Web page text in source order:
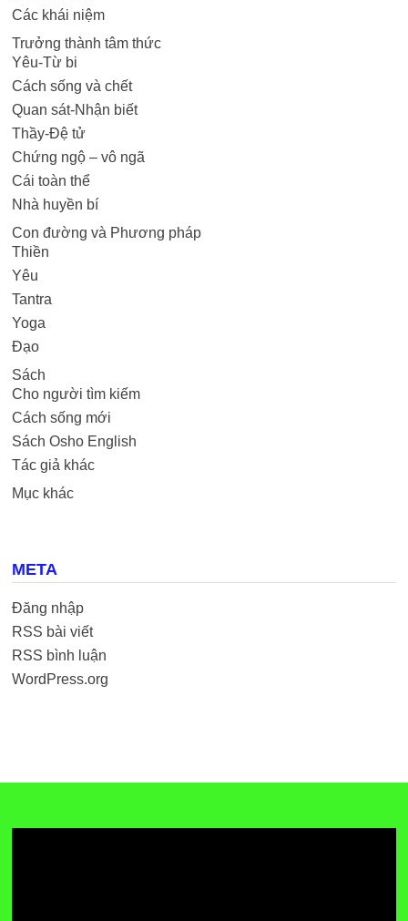
Các khái niệm
Trưởng thành tâm thức
Yêu-Từ bi
Cách sống và chết
Quan sát-Nhận biết
Thầy-Đệ tử
Chứng ngộ – vô ngã
Cái toàn thể
Nhà huyền bí
Con đường và Phương pháp
Thiền
Yêu
Tantra
Yoga
Đạo
Sách
Cho người tìm kiếm
Cách sống mới
Sách Osho English
Tác giả khác
Mục khác
META
Đăng nhập
RSS bài viết
RSS bình luận
WordPress.org